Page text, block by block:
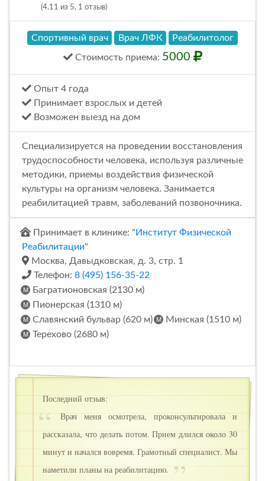
(4.11 из 5, 1 отзыв)
Спортивный врач Врач ЛФК Реабилитолог
Стоимость приема: 5000
Опыт 4 года
Принимает взрослых и детей
Возможен выезд на дом
Специализируется на проведении восстановления
трудоспособности человека, используя различные
методики, приемы воздействия физической
культуры на организм человека. Занимается
реабилитацией травм, заболеваний позвоночника.
Принимает в клинике: " Институт Физической
Реабилитации"
Москва, Давыдковская, д. 3, стр. 1
Телефон: 8 (495) 156-35-22
Багратионовская (2130 м)
Пионерская (1310 м)
Славянский бульвар (620 м)
Минская (1510 м)
Терехово (2680 м)
Последний отзыв:
Врач меня осмотрела, проконсультировала и
рассказала, что делать потом. Прием длился около 30
минут и начался вовремя. Грамотный специалист. Мы
наметили планы на реабилитацию.